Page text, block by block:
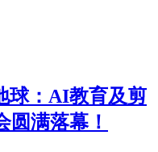
球：AI教育及剪
满落幕！